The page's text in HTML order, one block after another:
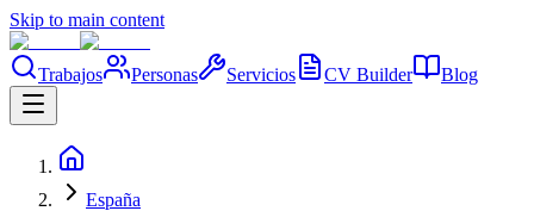
Skip to main content
Trabajos Personas Servicios CV Builder Blog
España